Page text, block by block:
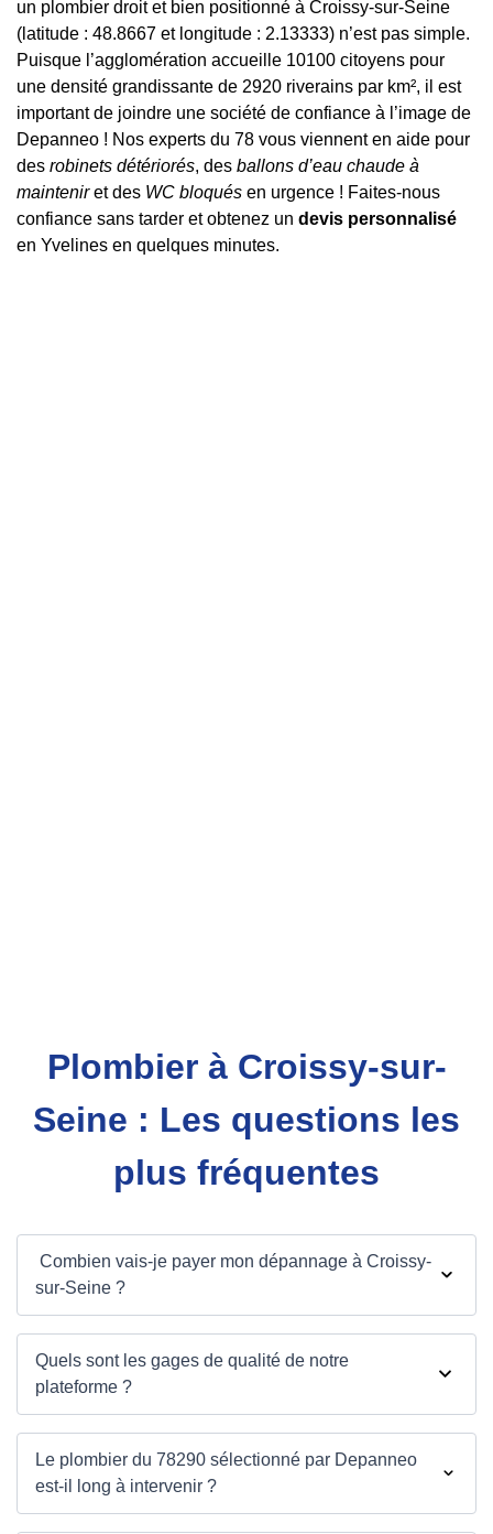
un plombier droit et bien positionné à Croissy-sur-Seine
(latitude : 48.8667 et longitude : 2.13333) n’est pas simple.
Puisque l’agglomération accueille 10100 citoyens pour
une densité grandissante de 2920 riverains par km², il est
important de joindre une société de confiance à l’image de
Depanneo ! Nos experts du 78 vous viennent en aide pour
des robinets détériorés, des ballons d’eau chaude à
mainteniret des WC bloqués en urgence ! Faites-nous
confiance sans tarder et obtenez un devis personnalisé
en Yvelines en quelques minutes.
Plombier à Croissy-sur-
Seine : Les questions les
plus fréquentes
Combien vais-je payer mon dépannage à Croissy-
sur-Seine ?
Quels sont les gages de qualité de notre
plateforme ?
Le plombier du 78290 sélectionné par Depanneo
est-il long à intervenir ?